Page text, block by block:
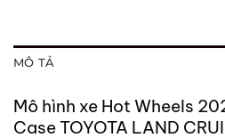
MÔ TẢ
Mô hình xe Hot Wheels
Case TOYOTA LAND